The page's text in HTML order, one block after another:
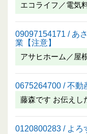
エコライフ／電気
09097154171 / あ
業【注意】
アサヒホーム／屋
0675264700 / 不動
藤森です お伝え
0120800283 / よろ